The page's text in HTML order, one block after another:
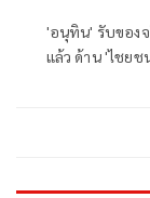
'อนุทิน' รับของ
แล้ว ด้าน 'ไชย